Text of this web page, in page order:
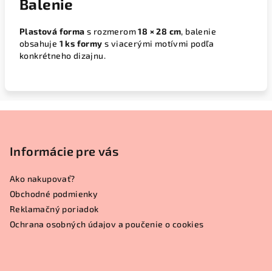
Balenie
Plastová forma s rozmerom18 × 28 cm, balenie
obsahuje 1 ks formy s viacerými motívmi podľa
konkrétneho dizajnu.
Informácie pre vás
Ako nakupovať?
Obchodné podmienky
Reklamačný poriadok
Ochrana osobných údajov a poučenie o cookies